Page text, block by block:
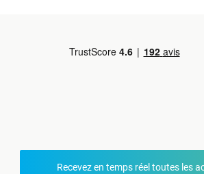
Recevez en temps réel toutes les